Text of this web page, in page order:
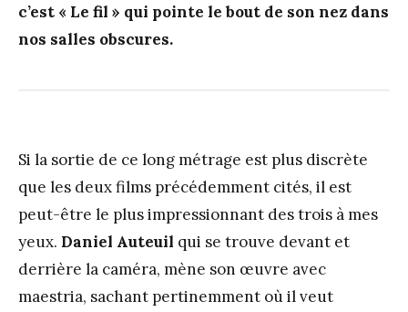
c’est « Le fil » qui pointe le bout de son nez dans
nos salles obscures.
Si la sortie de ce long métrage est plus discrète
que les deux films précédemment cités, il est
peut-être le plus impressionnant des trois à mes
yeux. Daniel Auteuil qui se trouve devant et
derrière la caméra, mène son œuvre avec
maestria, sachant pertinemment où il veut